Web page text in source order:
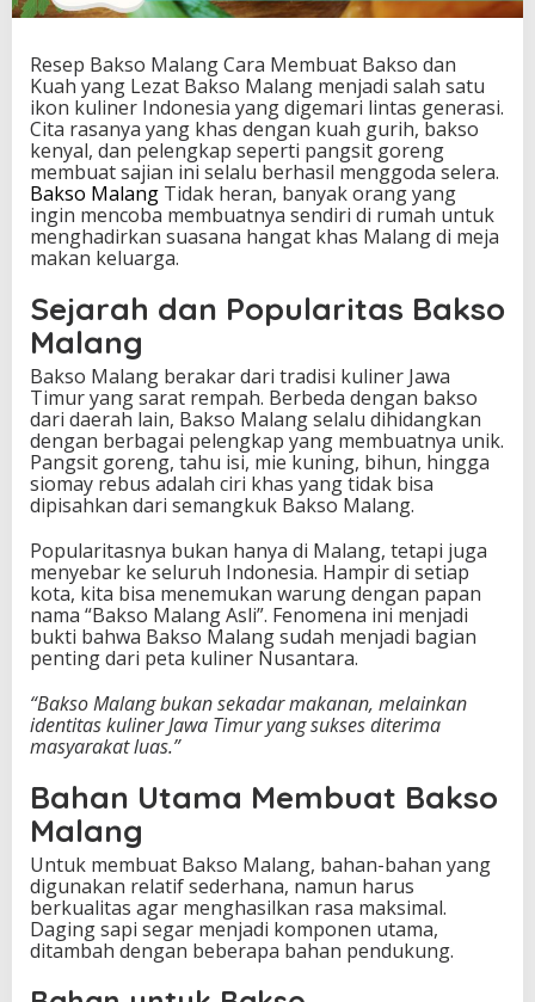
e
b
u
a
t
B
a
k
s
o
d
n
K
h
y
a
n
g
L
e
a
t
Resep Bakso Malang Cara Membuat Bakso dan
Kuah yang Lezat Bakso Malang menjadi salah satu
ikon kuliner Indonesia yang digemari lintas generasi.
Cita rasanya yang khas dengan kuah gurih, bakso
kenyal, dan pelengkap seperti pangsit goreng
membuat sajian ini selalu berhasil menggoda selera.
Bakso Malang Tidak heran, banyak orang yang
ingin mencoba membuatnya sendiri di rumah untuk
menghadirkan suasana hangat khas Malang di meja
makan keluarga.
Sejarah dan Popularitas Bakso
Malang
Bakso Malang berakar dari tradisi kuliner Jawa
Timur yang sarat rempah. Berbeda dengan bakso
dari daerah lain, Bakso Malang selalu dihidangkan
dengan berbagai pelengkap yang membuatnya unik.
Pangsit goreng, tahu isi, mie kuning, bihun, hingga
siomay rebus adalah ciri khas yang tidak bisa
dipisahkan dari semangkuk Bakso Malang.
Popularitasnya bukan hanya di Malang, tetapi juga
menyebar ke seluruh Indonesia. Hampir di setiap
kota, kita bisa menemukan warung dengan papan
nama “Bakso Malang Asli”. Fenomena ini menjadi
bukti bahwa Bakso Malang sudah menjadi bagian
penting dari peta kuliner Nusantara.
“Bakso Malang bukan sekadar makanan, melainkan
identitas kuliner Jawa Timur yang sukses diterima
masyarakat luas.”
Bahan Utama Membuat Bakso
Malang
Untuk membuat Bakso Malang, bahan-bahan yang
digunakan relatif sederhana, namun harus
berkualitas agar menghasilkan rasa maksimal.
Daging sapi segar menjadi komponen utama,
ditambah dengan beberapa bahan pendukung.